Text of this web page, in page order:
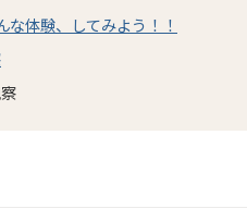
な体験、してみよう！！